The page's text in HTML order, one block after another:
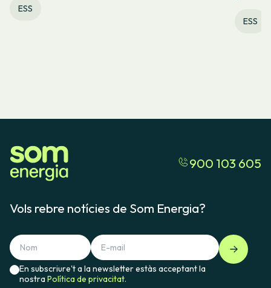
ESS
ESS
900 103 605
Vols rebre notícies de Som Energia?
En subscriure't a la newsletter estàs acceptant la
nostraPolítica de privacitat.